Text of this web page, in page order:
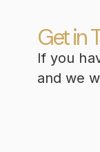
Get in
If you
and we